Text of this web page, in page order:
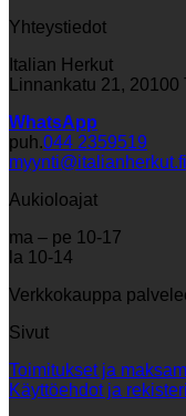
Yhteystiedot
Italian Herkut
Linnankatu 21, 20100
WhatsApp
puh.044 2359519
myynti@italianherkut.fi
Aukioloajat
ma – pe 10-17
la 10-14
Verkkokauppa
Sivut
Toimitukset ja
Käyttöehdot ja